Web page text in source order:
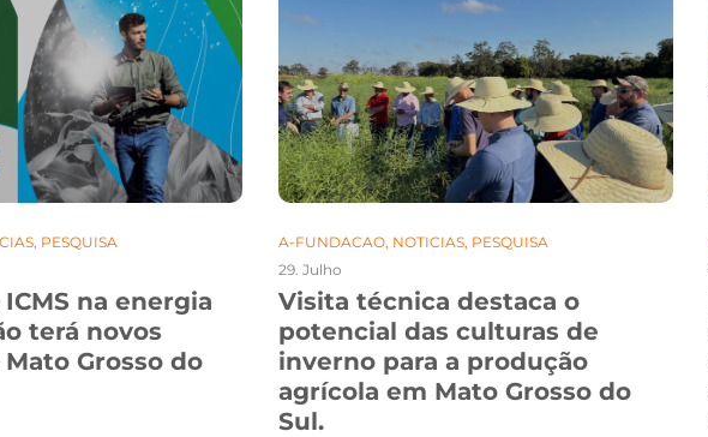
, PESQUISA
na energia
terá novos
Grosso do
A-FUNDACAO, NOTICIAS, PESQUISA
29. Julho
Visita técnica destaca o
potencial das culturas de
inverno para a produção
agrícola em Mato Grosso do
Sul.